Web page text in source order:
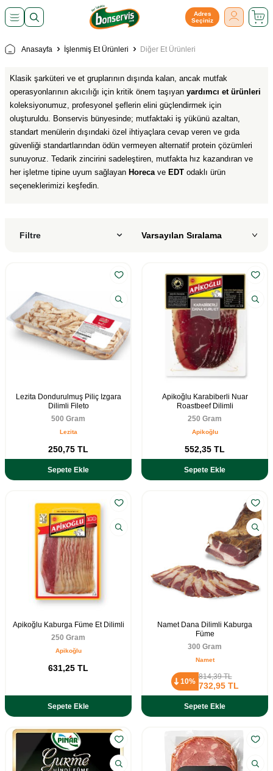
Adres
Seçiniz
Anasayfa İşlenmiş Et Ürünleri Diğer Et Ürünleri
Klasik şarküteri ve et gruplarının dışında kalan, ancak mutfak
operasyonlarının akıcılığı için kritik önem taşıyan yardımcı et ürünleri
koleksiyonumuz, profesyonel şeflerin elini güçlendirmek için
oluşturuldu. Bonservis bünyesinde; mutfaktaki iş yükünü azaltan,
standart menülerin dışındaki özel ihtiyaçlara cevap veren ve gıda
güvenliği standartlarından ödün vermeyen alternatif protein çözümleri
sunuyoruz. Tedarik zincirini sadeleştiren, mutfakta hız kazandıran ve
her işletme tipine uyum sağlayan Horecave EDT odaklı ürün
seçeneklerimizi keşfedin.
Filtre
Lezita Dondurulmuş Piliç Izgara
Dilimli Fileto
500 Gram
Lezita
250,75 TL
Sepete Ekle
Apikoğlu Karabiberli Nuar
Roastbeef Dilimli
250 Gram
Apikoğlu
552,35 TL
Sepete Ekle
Apikoğlu Kaburga Füme Et Dilimli
250 Gram
Apikoğlu
631,25 TL
Sepete Ekle
Namet Dana Dilimli Kaburga
Füme
300 Gram
Namet
10%
814,39TL
732,95TL
Sepete Ekle